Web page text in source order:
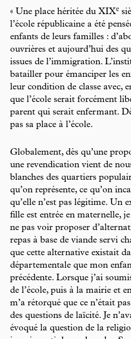
« Une place héritée du XIXe
l’école républicaine a été
enfants de leurs familles :
ouvrières et aujourd’hui des
issues de l’immigration.
batailler pour émanciper les
leur condition de classe avec,
que l’école serait forcément
parent qui serait enfermant.
pas sa place à l’école.
Globalement, dès qu’une
une revendication vient de
blanches des quartiers
qu’on représente, ce qu’on
qu’elle n’est pas légitime. Un
fille est entrée en maternelle,
ne pas voir proposer
repas à base de viande servi
que cette alternative existait
départementale que mon
précédente. Lorsque j’ai
de l’école, puis à la mairie et
m’a rétorqué que ce n’était
des questions de laïcité. Je
évoqué la question de la